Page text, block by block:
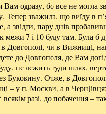
Вам одразу, бо все не могла
Тепер зважила, що виїду в
а звідти, пару днів
межи 7 і 10 буду там. Була б
Довгополі, чи в Вижниці,
до Довгополя, де Вам
не лежить туди шлях,
Буковину. Отже, в
– у п. Москви, а в
разі, до побачення –